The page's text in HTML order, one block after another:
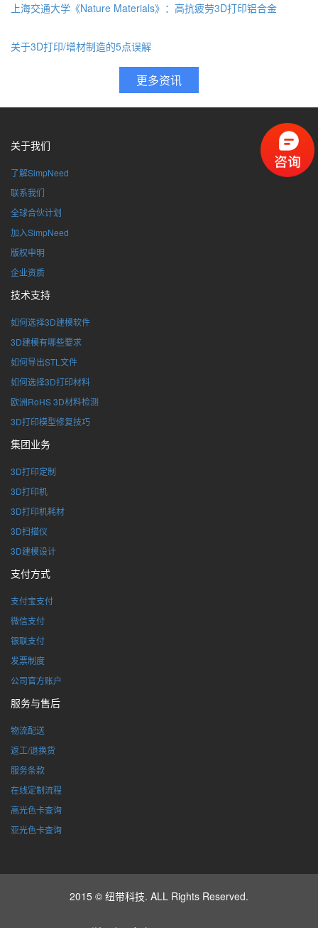
上海交通大学《Nature Materials》：高抗疲劳3D打印铝合金
关于3D打印/增材制造的5点误解
关于我们
了解SimpNeed
联系我们
全球合伙计划
加入SimpNeed
版权申明
企业资质
技术支持
如何选择3D建模软件
3D建模有哪些要求
如何导出STL文件
如何选择3D打印材料
欧洲RoHS 3D材料检测
3D打印模型修复技巧
集团业务
3D打印定制
3D打印机
3D打印机耗材
3D扫描仪
3D建模设计
支付方式
支付宝支付
微信支付
银联支付
发票制度
公司官方账户
服务与售后
物流配送
返工/退换货
服务条款
在线定制流程
高光色卡查询
亚光色卡查询
2015 © 纽带科技. ALL Rights Reserved.